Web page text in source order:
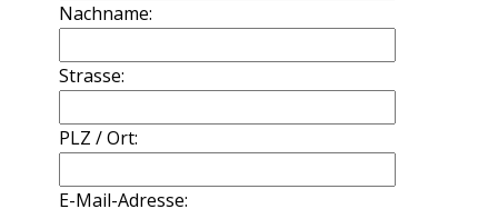
Nachname:
Strasse:
PLZ / Ort:
E-Mail-Adresse: